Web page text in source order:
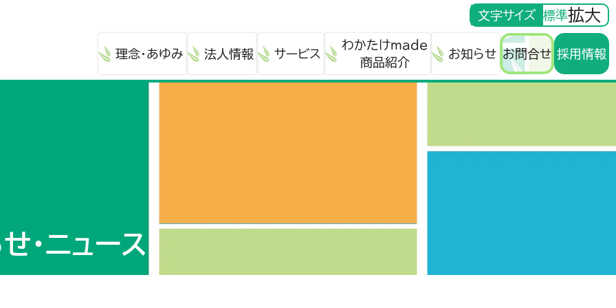
理念・あゆみ 法人情報 サービス
わかたけmade
商品紹介
お知らせ お問合せ 採用情報
文字サイズ 標準拡大
・ニュース